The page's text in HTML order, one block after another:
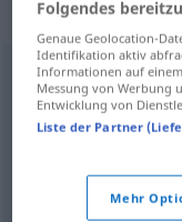
brzoklizanje
Eisschnelllaufm
brzopaljenje UMG
Folgendes
Genaue Geolocation-
Identifikation aktiv
Informationen auf
Messung von Werbung
Entwicklung von
Liste der Partner
Mehr